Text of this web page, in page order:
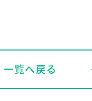
一覧へ戻る